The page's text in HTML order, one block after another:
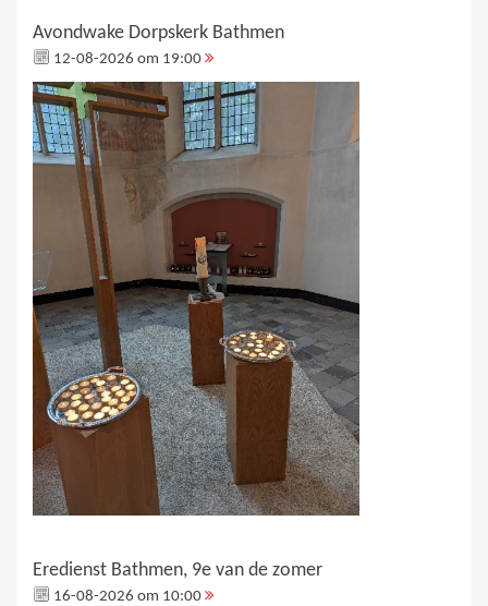
Avondwake Dorpskerk Bathmen
12-08-2026 om 19:00
Eredienst Bathmen, 9e van de zomer
16-08-2026 om 10:00